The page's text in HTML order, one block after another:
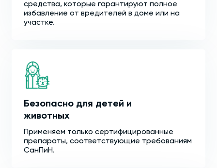
средства, которые гарантируют полное
избавление от вредителей в доме или на
участке.
Безопасно для детей и
животных
Применяем только сертифицированные
препараты, соответствующие требованиям
СанПиН.